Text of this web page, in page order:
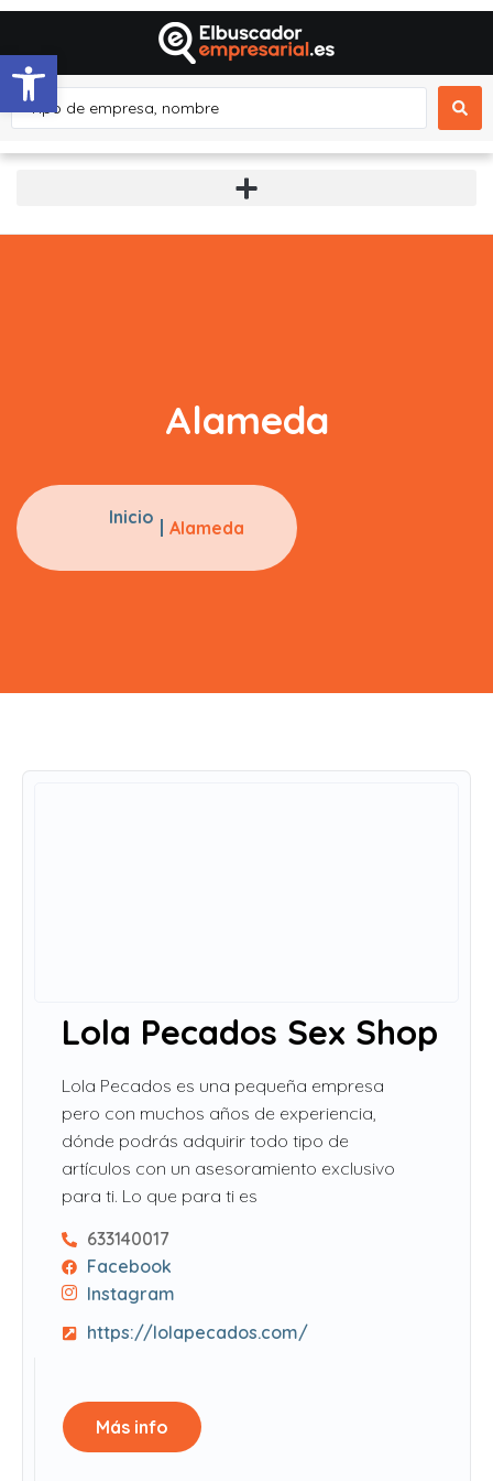
Abrir barra de herramientas
Alameda
Inicio Alameda
Lola Pecados Sex Shop
Lola Pecados es una pequeña empresa
pero con muchos años de experiencia,
dónde podrás adquirir todo tipo de
artículos con un asesoramiento exclusivo
para ti. Lo que para ti es
633140017
Facebook
Instagram
https://lolapecados.com/
Más info